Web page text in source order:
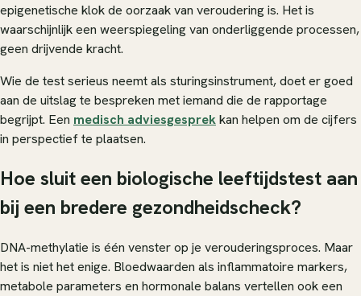
epigenetische klok de oorzaak van veroudering is. Het is
waarschijnlijk een weerspiegeling van onderliggende processen,
geen drijvende kracht.
Wie de test serieus neemt als sturingsinstrument, doet er goed
aan de uitslag te bespreken met iemand die de rapportage
begrijpt. Een medisch adviesgesprekkan helpen om de cijfers
in perspectief te plaatsen.
Hoe sluit een biologische leeftijdstest aan
bij een bredere gezondheidscheck?
DNA-methylatie is één venster op je verouderingsproces. Maar
het is niet het enige. Bloedwaarden als inflammatoire markers,
metabole parameters en hormonale balans vertellen ook een